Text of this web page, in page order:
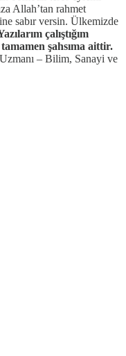
Allah’tan rahmet
sabır versin. Ülkemizde
çalıştığım
şahsıma aittir.
– Bilim, Sanayi ve